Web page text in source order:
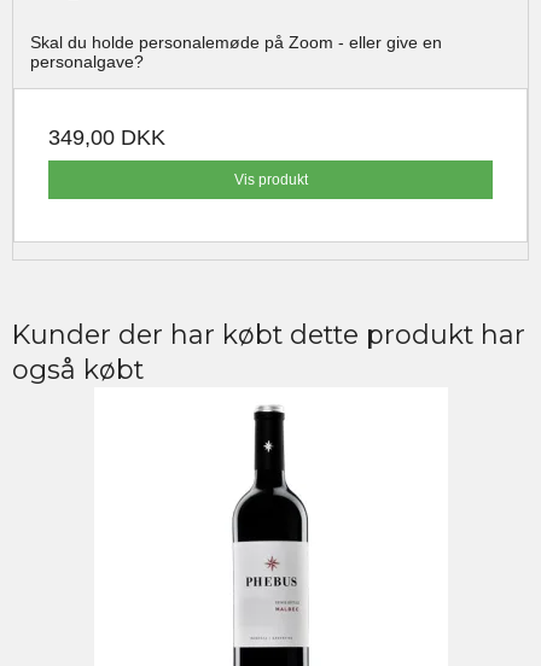
Skal du holde personalemøde på Zoom - eller give en
personalgave?
349,00 DKK
Vis produkt
Kunder der har købt dette produkt har
også købt